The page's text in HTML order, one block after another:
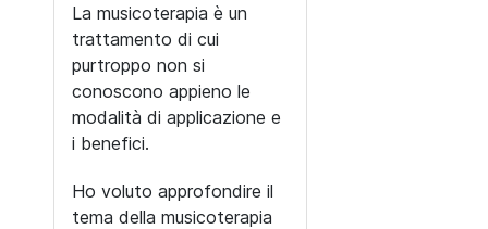
La musicoterapia è un
trattamento di cui
purtroppo non si
conoscono appieno le
modalità di applicazione e
i benefici.
Ho voluto approfondire il
tema della musicoterapia